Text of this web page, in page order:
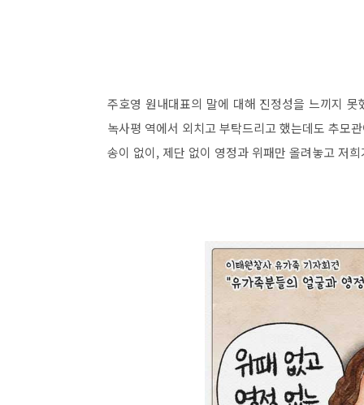
주호영 원내대표의 말에 대해 진정성을 느끼지
녹사평 역에서 외치고 부탁드리고 했는데도 추모
송이 없이, 제단 없이 영정과 위패만 올려놓고 저